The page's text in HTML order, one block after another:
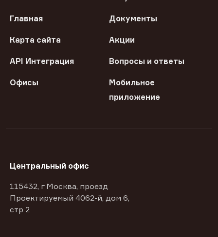
Главная Документы
Карта сайта Акции
API Интеграция Вопросы и ответы
Офисы
Мобильное
приложение
Центральный офис
115432, г Москва, проезд
Проектируемый 4062-й, дом 6,
стр 2